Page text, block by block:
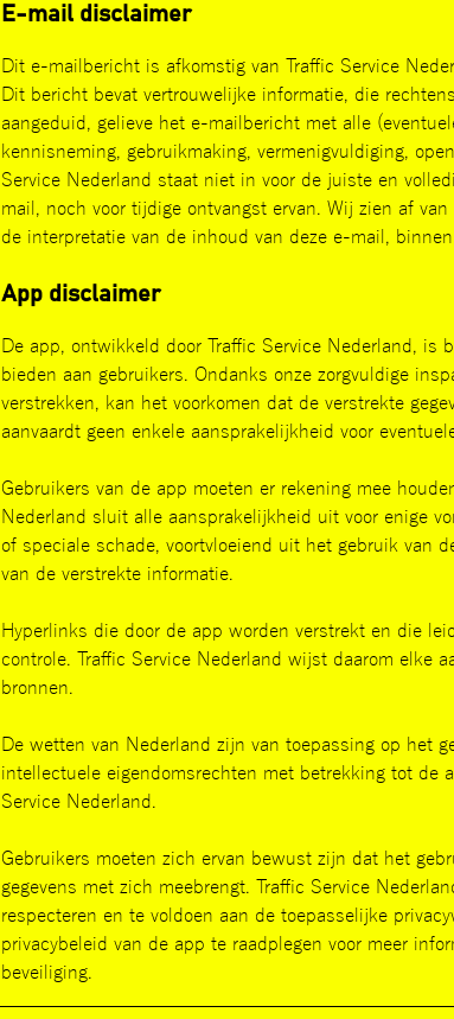
E-mail disclaimer
Dit e-mailbericht is afkomstig van Traffic Service
Dit bericht bevat vertrouwelijke informatie, die
aangeduid, gelieve het e-mailbericht met alle
kennisneming, gebruikmaking, vermenigvuldiging,
Service Nederland staat niet in voor de juiste en
mail, noch voor tijdige ontvangst ervan. Wij zien af
de interpretatie van de inhoud van deze e-mail,
App disclaimer
De app, ontwikkeld door Traffic Service Nederland,
bieden aan gebruikers. Ondanks onze zorgvuldige
verstrekken, kan het voorkomen dat de verstrekte
aanvaardt geen enkele aansprakelijkheid voor
Gebruikers van de app moeten er rekening mee
Nederland sluit alle aansprakelijkheid uit voor enige
of speciale schade, voortvloeiend uit het gebruik van
van de verstrekte informatie.
Hyperlinks die door de app worden verstrekt en die
controle. Traffic Service Nederland wijst daarom elke
bronnen.
De wetten van Nederland zijn van toepassing op het
intellectuele eigendomsrechten met betrekking tot de
Service Nederland.
Gebruikers moeten zich ervan bewust zijn dat het
gegevens met zich meebrengt. Traffic Service
respecteren en te voldoen aan de toepasselijke
privacybeleid van de app te raadplegen voor meer
beveiliging.